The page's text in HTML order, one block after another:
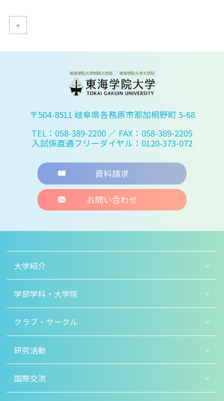
<
〒504-8511 岐阜県各務原市那加桐野町 5-68
TEL：058-389-2200 ／ FAX：058-389-2205
入試係直通フリーダイヤル：0120-373-072
資料請求
お問い合わせ
大学紹介
学部学科・大学院
クラブ・サークル
研究活動
国際交流